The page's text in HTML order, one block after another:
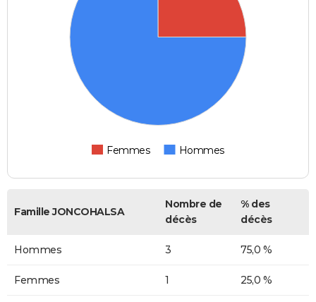
Femmes Hommes
Famille JONCOHALSA
Nombre de
décès
% des
décès
Hommes 3 75,0 %
Femmes 1 25,0 %